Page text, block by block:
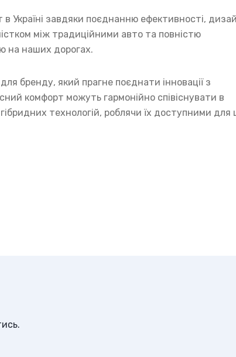
Україні завдяки поєднанню ефективності,
між традиційними авто та повністю
на наших дорогах.
бренду, який прагне поєднати інновації з
комфорт можуть гармонійно співіснувати в
технологій, роблячи їх доступними для
.